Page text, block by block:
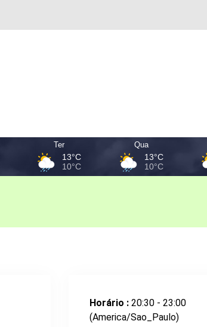
Ter
13°C
10°C
Qua
13°C
10°C
Horário : 20:30 - 23:00
(America/Sao_Paulo)